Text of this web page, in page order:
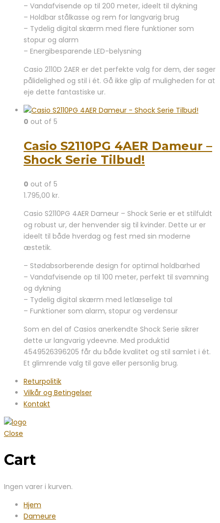
– Vandafvisende op til 200 meter, ideelt til dykning
– Holdbar stålkasse og rem for langvarig brug
– Tydelig digital skærm med flere funktioner som
stopur og alarm
– Energibesparende LED-belysning
Casio 2110D 2AER er det perfekte valg for dem, der søger
pålidelighed og stil i ét. Gå ikke glip af muligheden for at
eje dette fantastiske ur.
0 out of 5
Casio S2110PG 4AER Dameur –
Shock Serie Tilbud!
0 out of 5
1.795,00 kr.
Casio S2110PG 4AER Dameur – Shock Serie er et stilfuldt
og robust ur, der henvender sig til kvinder. Dette ur er
ideelt til både hverdag og fest med sin moderne
æstetik.
– Stødabsorberende design for optimal holdbarhed
– Vandafvisende op til 100 meter, perfekt til svømning
og dykning
– Tydelig digital skærm med letlæselige tal
– Funktioner som alarm, stopur og verdensur
Som en del af Casios anerkendte Shock Serie sikrer
dette ur langvarig ydeevne. Med produktid
4549526396205 får du både kvalitet og stil samlet i ét.
Et glimrende valg til gave eller personlig brug.
Returpolitik
Vilkår og Betingelser
Kontakt
Close
Cart
Ingen varer i kurven.
Hjem
Dameure